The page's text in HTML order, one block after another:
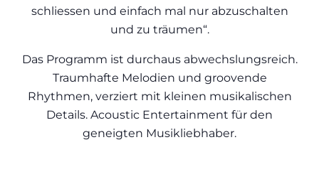
schliessen und einfach mal nur abzuschalten
und zu träumen“.
Das Programm ist durchaus abwechslungsreich.
Traumhafte Melodien und groovende
Rhythmen, verziert mit kleinen musikalischen
Details. Acoustic Entertainment für den
geneigten Musikliebhaber.